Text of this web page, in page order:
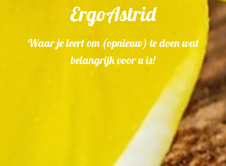
ErgoAstrid
Waar je leert om (opnieuw) te doen wat
belangrijk voor u is!